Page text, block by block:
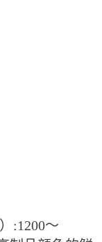
:1200～